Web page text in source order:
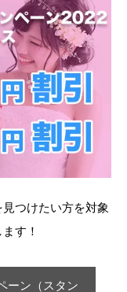
つけたい方を対象
す！
ーン（スタン